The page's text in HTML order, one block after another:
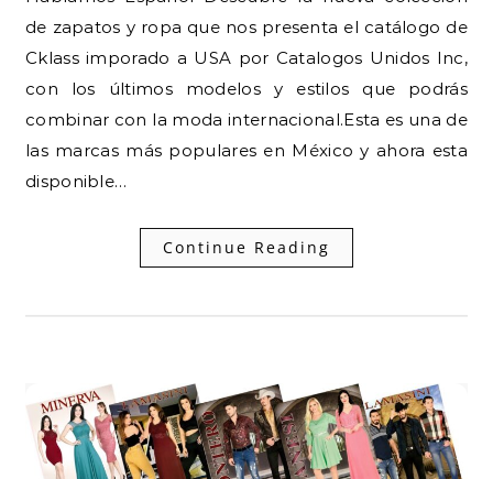
de zapatos y ropa que nos presenta el catálogo de
Cklass imporado a USA por Catalogos Unidos Inc,
con los últimos modelos y estilos que podrás
combinar con la moda internacional.Esta es una de
las marcas más populares en México y ahora esta
disponible…
Continue Reading